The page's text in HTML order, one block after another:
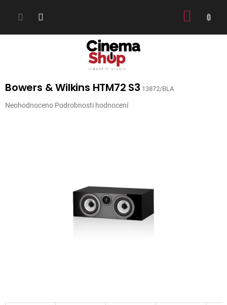
Bowers & Wilkins HTM72 S3 13872/BLA
Průměrné
Neohodnoceno Podrobnosti hodnocení